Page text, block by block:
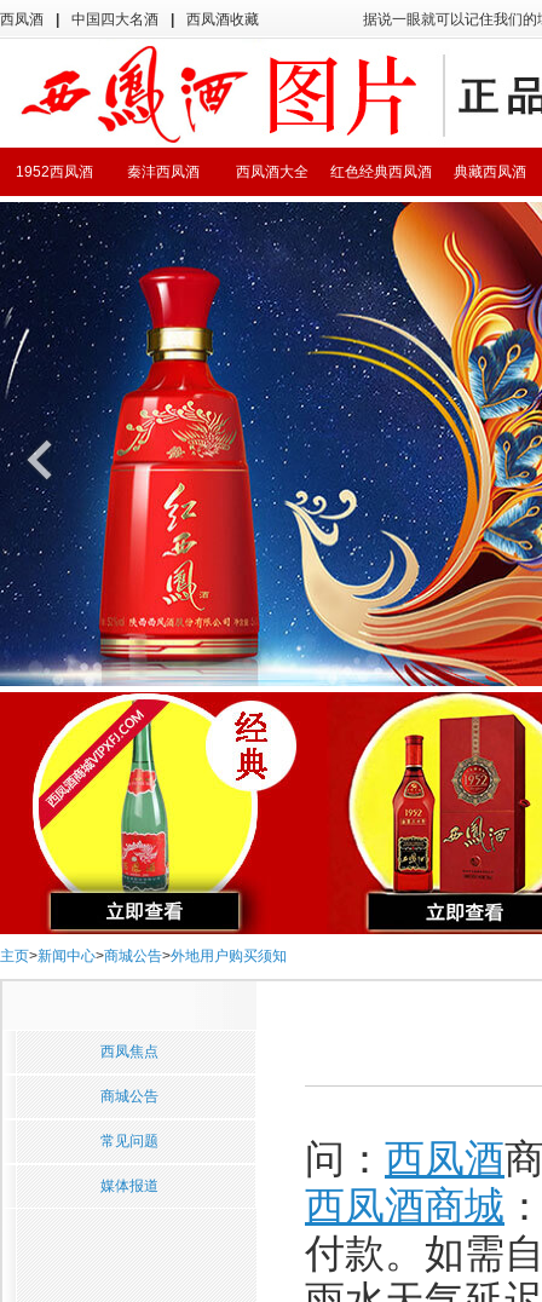
西凤酒 中国四大名酒 西凤酒收藏 据说一眼就可以记住我们
典藏西凤酒
红色经典西凤酒
西凤酒大全
秦沣西凤酒
1952西凤酒
主页>新闻中心>商城公告>外地用户购买须知
西凤焦点
商城公告
常见问题
媒体报道
问： 西凤酒
西凤酒商城
付款。如需